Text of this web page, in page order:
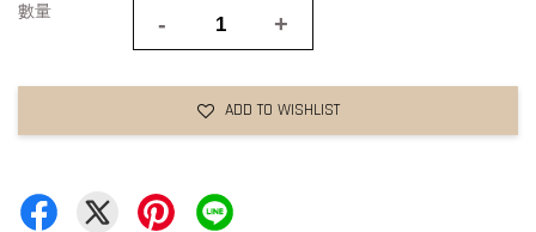
數量 - +
ADD TO WISHLIST